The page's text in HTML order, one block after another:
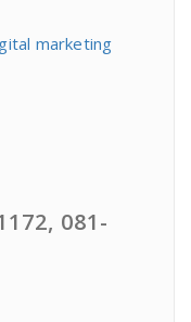
marketing
081-